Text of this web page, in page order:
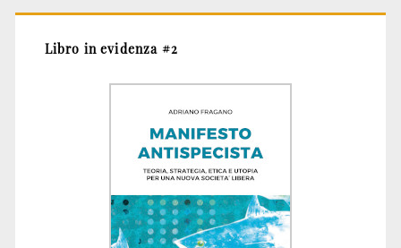
Libro in evidenza #2